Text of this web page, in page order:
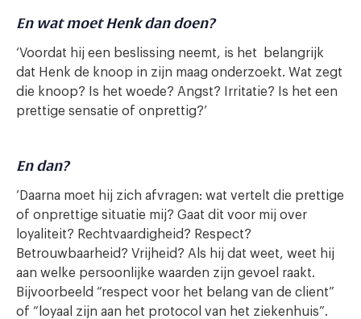
En wat moet Henk dan doen?
‘Voordat hij een beslissing neemt, is het belangrijk
dat Henk de knoop in zijn maag onderzoekt. Wat zegt
die knoop? Is het woede? Angst? Irritatie? Is het een
prettige sensatie of onprettig?’
En dan?
‘Daarna moet hij zich afvragen: wat vertelt die prettige
of onprettige situatie mij? Gaat dit voor mij over
loyaliteit? Rechtvaardigheid? Respect?
Betrouwbaarheid? Vrijheid? Als hij dat weet, weet hij
aan welke persoonlijke waarden zijn gevoel raakt.
Bijvoorbeeld “respect voor het belang van de client”
of “loyaal zijn aan het protocol van het ziekenhuis”.